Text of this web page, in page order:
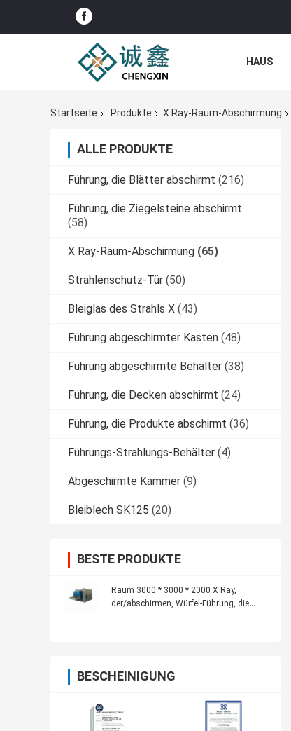
HAUS
Startseite
Produkte X Ray-Raum-Abschirmung
ALLE PRODUKTE
Führung, die Blätter abschirmt (216)
Führung, die Ziegelsteine abschirmt
(58)
X Ray-Raum-Abschirmung (65)
Strahlenschutz-Tür (50)
Bleiglas des Strahls X (43)
Führung abgeschirmter Kasten (48)
Führung abgeschirmte Behälter (38)
Führung, die Decken abschirmt (24)
Führung, die Produkte abschirmt (36)
Führungs-Strahlungs-Behälter (4)
Abgeschirmte Kammer (9)
Bleiblech SK125 (20)
BESTE PRODUKTE
Raum 3000 * 3000 * 2000 X Ray,
der/abschirmen, Würfel-Führung, die
BESCHEINIGUNG